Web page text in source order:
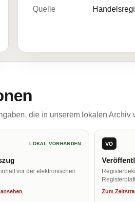
Quelle
die in unserem lokalen Archiv
LOKAL VORHANDEN
vor der elektronischen
VÖ
Zum